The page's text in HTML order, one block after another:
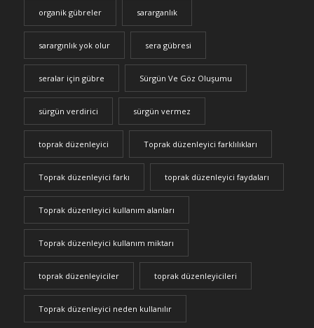
organik gübreler sararganlık
sarargınlık yok olur sera gübresi
seralar için gübre Sürgün Ve Göz Oluşumu
sürgün verdirici sürgün vermez
toprak düzenleyici Toprak düzenleyici farklılıkları
Toprak düzenleyici farkı toprak düzenleyici faydaları
Toprak düzenleyici kullanım alanları
Toprak düzenleyici kullanım miktarı
toprak düzenleyiciler toprak düzenleyicileri
Toprak düzenleyici neden kullanılır